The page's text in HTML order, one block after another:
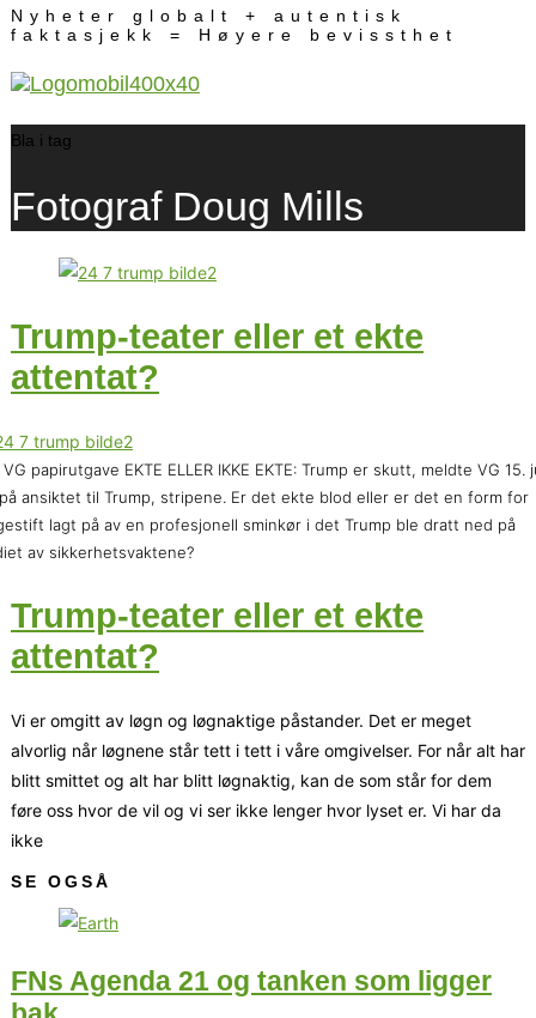
Nyheter globalt + autentisk
faktasjekk = Høyere bevissthet
Bla i tag
Fotograf Doug Mills
Trump-teater eller et ekte
attentat?
papirutgave EKTE ELLER IKKE EKTE: Trump er skutt, meldte VG 15.
ansiktet til Trump, stripene. Er det ekte blod eller er det en form for
lagt på av en profesjonell sminkør i det Trump ble dratt ned på
av sikkerhetsvaktene?
Trump-teater eller et ekte
attentat?
Vi er omgitt av løgn og løgnaktige påstander. Det er meget
alvorlig når løgnene står tett i tett i våre omgivelser. For når alt har
blitt smittet og alt har blitt løgnaktig, kan de som står for dem
føre oss hvor de vil og vi ser ikke lenger hvor lyset er. Vi har da
ikke
SE OGSÅ
FNs Agenda 21 og tanken som ligger